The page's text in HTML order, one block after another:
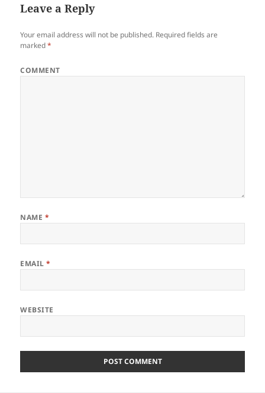
Leave a Reply
Your email address will not be published. Required fields are
marked*
COMMENT
NAME *
EMAIL*
WEBSITE